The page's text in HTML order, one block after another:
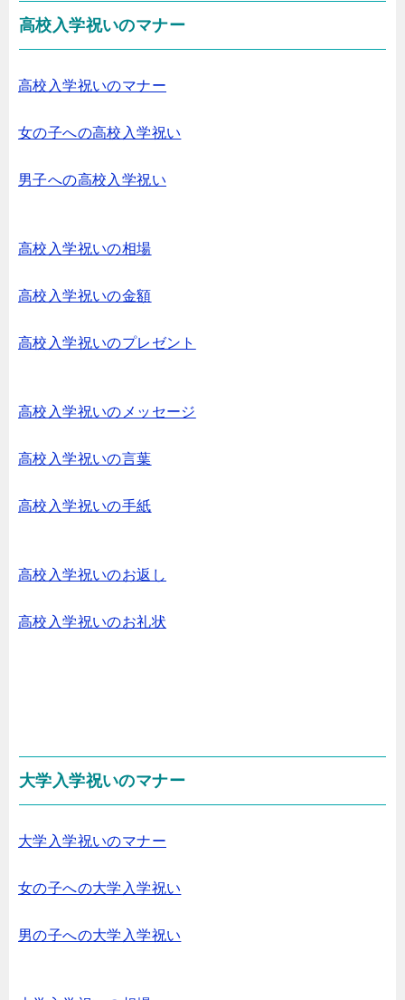
高校入学祝いのマナー
高校入学祝いのマナー
女の子への高校入学祝い
男子への高校入学祝い
高校入学祝いの相場
高校入学祝いの金額
高校入学祝いのプレゼント
高校入学祝いのメッセージ
高校入学祝いの言葉
高校入学祝いの手紙
高校入学祝いのお返し
高校入学祝いのお礼状
大学入学祝いのマナー
大学入学祝いのマナー
女の子への大学入学祝い
男の子への大学入学祝い